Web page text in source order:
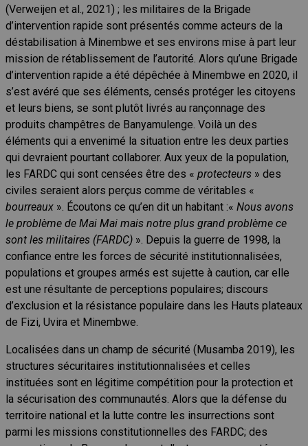
(Verweijen et al., 2021) ; les militaires de la Brigade
d’intervention rapide sont présentés comme acteurs de la
déstabilisation à Minembwe et ses environs mise à part leur
mission de rétablissement de l’autorité. Alors qu’une Brigade
d’intervention rapide a été dépêchée à Minembwe en 2020, il
s’est avéré que ses éléments, censés protéger les citoyens
et leurs biens, se sont plutôt livrés au rançonnage des
produits champêtres de Banyamulenge. Voilà un des
éléments qui a envenimé la situation entre les deux parties
qui devraient pourtant collaborer. Aux yeux de la population,
les FARDC qui sont censées être des « protecteurs » des
civiles seraient alors perçus comme de véritables «
bourreaux ». Écoutons ce qu’en dit un habitant :« Nous avons
le problème de Mai Mai mais notre plus grand problème ce
sont les militaires (FARDC) ». Depuis la guerre de 1998, la
confiance entre les forces de sécurité institutionnalisées,
populations et groupes armés est sujette à caution, car elle
est une résultante de perceptions populaires; discours
d’exclusion et la résistance populaire dans les Hauts plateaux
de Fizi, Uvira et Minembwe.
Localisées dans un champ de sécurité (Musamba 2019), les
structures sécuritaires institutionnalisées et celles
instituées sont en légitime compétition pour la protection et
la sécurisation des communautés. Alors que la défense du
territoire national et la lutte contre les insurrections sont
parmi les missions constitutionnelles des FARDC; des